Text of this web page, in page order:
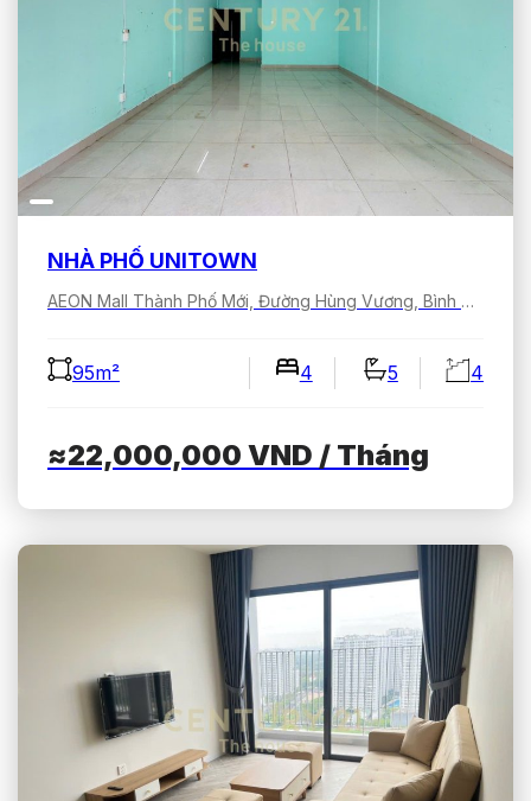
NHÀ PHỐ UNITOWN
AEON Mall Thành Phố Mới, Đường Hùng Vương, Bình Dương, Hồ Chí Minh, Việt Nam
95m² 4 5 4
≈22,000,000 VND / Tháng